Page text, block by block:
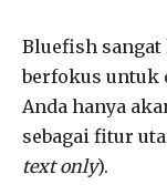
Bluefish
berfokus untuk
Anda hanya
sebagai fitur
text only).